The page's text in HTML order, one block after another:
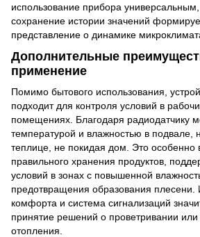
использование прибора
сохранение истории значений
представление о динамике
Дополнительные
применение
Помимо бытового использования,
подходит для контроля условий в
помещениях. Благодаря радиодатчику
температурой и влажностью в подвале,
теплице, не покидая дом. Это особенно
правильного хранения продуктов,
условий в зонах с повышенной
предотвращения образования плесени.
комфорта и система сигнализаций
принятие решений о проветривании
отопления.